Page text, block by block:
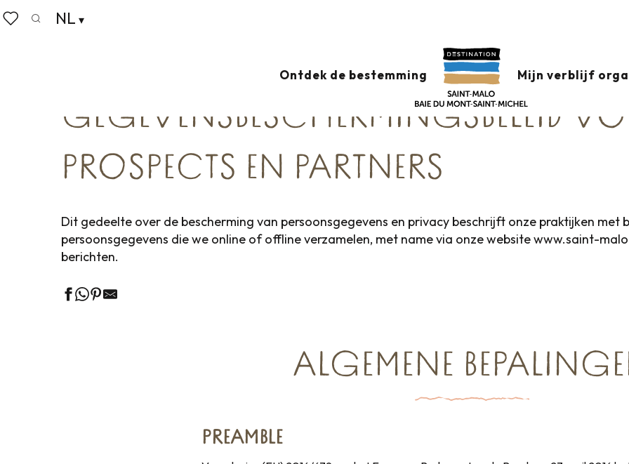
Aller
au
NL
Ontdek de bestemming Mijn verblijf
Home
HET OFFICE INTERCOMMUNAL DU TOURISME SAINT-MALO BAIE DU
RESPECTEERT UW RECHT OP PRIVACY.
GEGEVENSBESCHERMINGSBELEID
PROSPECTS EN PARTNERS
Dit gedeelte over de bescherming van persoonsgegevens en privacy beschrijft onze praktijken
persoonsgegevens die we online of offline verzamelen, met name via onze website www.saint-
berichten.
ALGEMENE
PREAMBLE